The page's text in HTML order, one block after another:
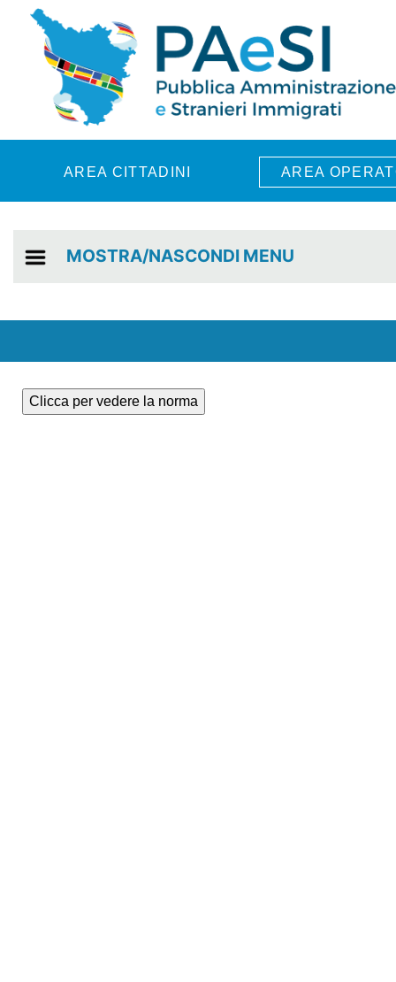
Skip to main content
AREA CITTADINI AREA
MOSTRA/NASCONDI MENU
Clicca per vedere la norma